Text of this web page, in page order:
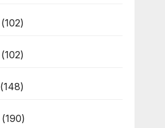
(102)
(102)
(148)
(190)